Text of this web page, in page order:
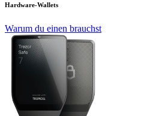
Hardware-Wallets
Warum du einen brauchst